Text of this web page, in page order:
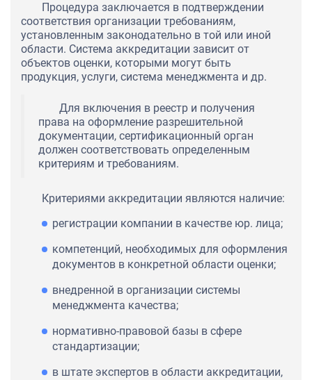
Процедура заключается в подтверждении
соответствия организации требованиям,
установленным законодательно в той или иной
области. Система аккредитации зависит от
объектов оценки, которыми могут быть
продукция, услуги, система менеджмента и др.
Для включения в реестр и получения
права на оформление разрешительной
документации, сертификационный орган
должен соответствовать определенным
критериям и требованиям.
Критериями аккредитации являются наличие:
регистрации компании в качестве юр. лица;
компетенций, необходимых для оформления
документов в конкретной области оценки;
внедренной в организации системы
менеджмента качества;
нормативно-правовой базы в сфере
стандартизации;
в штате экспертов в области аккредитации,